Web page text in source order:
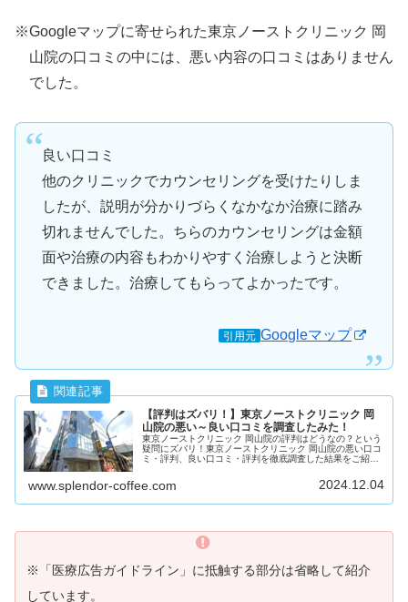
※Googleマップに寄せられた東京ノーストクリニック 岡
山院の口コミの中には、悪い内容の口コミはありません
でした。
良い口コミ
他のクリニックでカウンセリングを受けたりしま
したが、説明が分かりづらくなかなか治療に踏み
切れませんでした。ちらのカウンセリングは金額
面や治療の内容もわかりやすく治療しようと決断
できました。治療してもらってよかったです。
引用元 Googleマップ
【評判はズバリ！】東京ノーストクリニック 岡
山院の悪い～良い口コミを調査したみた！
東京ノーストクリニック 岡山院の評判はどうなの？という
疑問にズバリ！東京ノーストクリニック 岡山院の悪い口コ
ミ・評判、良い口コミ・評判を徹底調査した結果をご紹介
www.splendor-coffee.com 2024.12.04
※「医療広告ガイドライン」に抵触する部分は省略して紹介
しています。